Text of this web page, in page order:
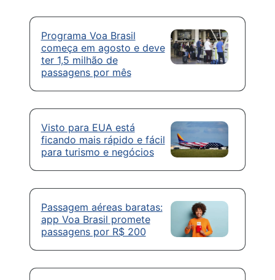
Programa Voa Brasil
começa em agosto e deve
ter 1,5 milhão de
passagens por mês
Visto para EUA está
ficando mais rápido e fácil
para turismo e negócios
Passagem aéreas baratas:
app Voa Brasil promete
passagens por R$ 200